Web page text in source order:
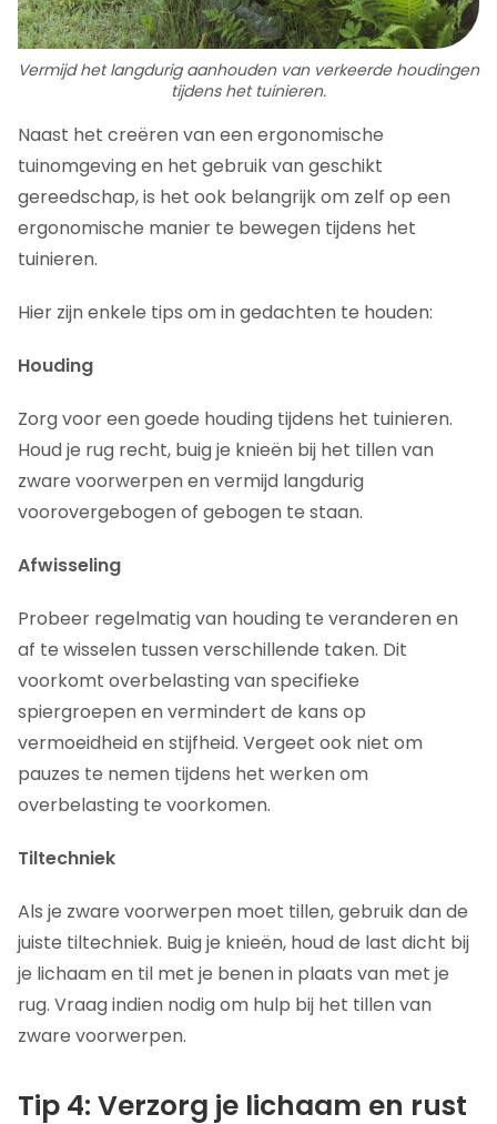
Vermijd het langdurig aanhouden van verkeerde houdingen
tijdens het tuinieren.
Naast het creëren van een ergonomische
tuinomgeving en het gebruik van geschikt
gereedschap, is het ook belangrijk om zelf op een
ergonomische manier te bewegen tijdens het
tuinieren.
Hier zijn enkele tips om in gedachten te houden:
Houding
Zorg voor een goede houding tijdens het tuinieren.
Houd je rug recht, buig je knieën bij het tillen van
zware voorwerpen en vermijd langdurig
voorovergebogen of gebogen te staan.
Afwisseling
Probeer regelmatig van houding te veranderen en
af te wisselen tussen verschillende taken. Dit
voorkomt overbelasting van specifieke
spiergroepen en vermindert de kans op
vermoeidheid en stijfheid. Vergeet ook niet om
pauzes te nemen tijdens het werken om
overbelasting te voorkomen.
Tiltechniek
Als je zware voorwerpen moet tillen, gebruik dan de
juiste tiltechniek. Buig je knieën, houd de last dicht bij
je lichaam en til met je benen in plaats van met je
rug. Vraag indien nodig om hulp bij het tillen van
zware voorwerpen.
Tip 4: Verzorg je lichaam en rust